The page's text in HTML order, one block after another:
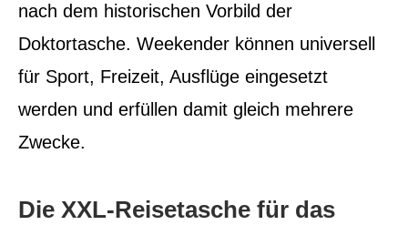
nach dem historischen Vorbild der
Doktortasche. Weekender können universell
für Sport, Freizeit, Ausflüge eingesetzt
werden und erfüllen damit gleich mehrere
Zwecke.
Die XXL-Reisetasche für das